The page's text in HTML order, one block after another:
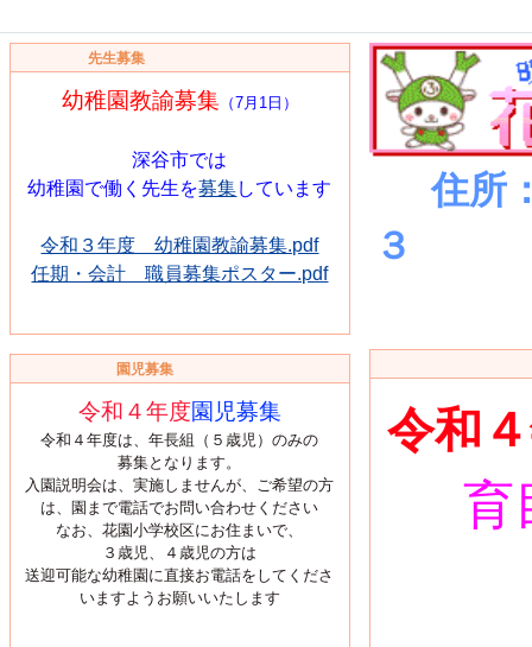
先生募集
幼稚園教諭募集 （7月1日）
深谷市では
幼稚園で働く先生を募集しています
令和３年度 幼稚園教諭募集.pdf
任期・会計 職員募集ポスター.pdf
園児募集
令和４年度園児募集
令和４年度は、年長組（５歳児）のみの
募集となります。
入園説明会は、実施しませんが、ご希望の方
は、園まで電話でお問い合わせください
なお、花園小学校区にお住まいで、
３歳児、４歳児の方は
送迎可能な幼稚園に直接お電話をしてくださ
いますようお願いいたします
住所
３ 電
令和